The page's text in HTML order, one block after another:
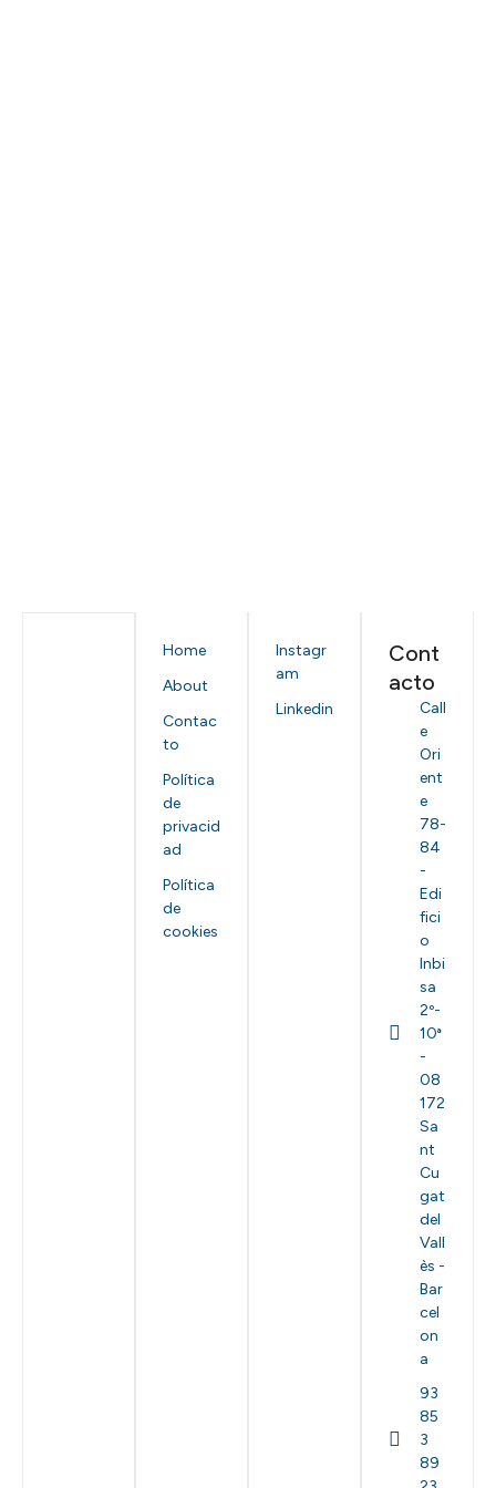
Home
About
Contac
to
Política
de
privacid
ad
Política
de
cookies
Instagr
am
Linkedin
Cont
acto
Call
e
Ori
ent
e
78-
84
-
Edi
fici
o
Inbi
sa
2º-
10ª
-
08
172
Sa
nt
Cu
gat
del
Vall
ès -
Bar
cel
on
a
93
85
3
89